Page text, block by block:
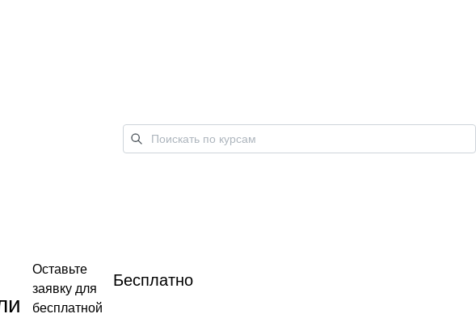
Оставьте
заявку для
бесплатной
Бесплатно